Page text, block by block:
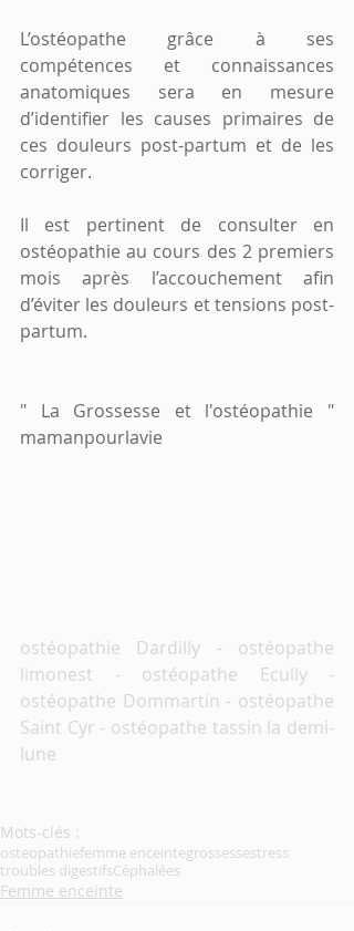
L’ostéopathe grâce à ses
compétences et connaissances
anatomiques sera en mesure
d’identifier les causes primaires de
ces douleurs post-partum et de les
corriger.
Il est pertinent de consulter en
ostéopathie au cours des 2 premiers
mois après l’accouchement afin
d’éviter les douleurs et tensions post-
partum.
" La Grossesse et l'ostéopathie "
mamanpourlavie
ostéopathie Dardilly - ostéopathe
limonest - ostéopathe Ecully -
ostéopathe Dommartin - ostéopathe
Saint Cyr - ostéopathe tassin la demi-
lune
Mots-clés :
osteopathiefemme enceintegrossessestress
troubles digestifsCéphalées
Femme enceinte